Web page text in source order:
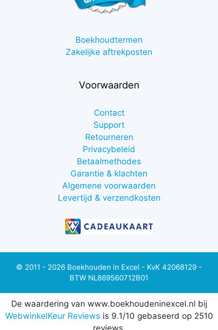
Boekhoudtermen
Zakelijke aftrekposten
Voorwaarden
Contact
Support
Retourneren
Privacybeleid
Betaalmethodes
Garantie & klachten
Algemene voorwaarden
Levertijd & verzendkosten
© 2011 - 2026 Boekhouden in Excel - KvK 42068129 -
BTW NL869560712B01
De waardering van www.boekhoudeninexcel.nl bij
WebwinkelKeur Reviews is 9.1/10 gebaseerd op 2510
reviews.